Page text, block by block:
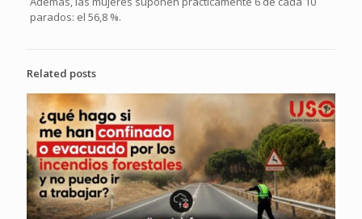
parados: el 56,8 %.
Related posts